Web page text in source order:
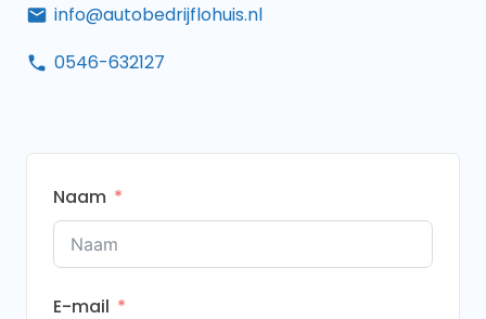
info@autobedrijflohuis.nl
0546-632127
Naam
E-mail